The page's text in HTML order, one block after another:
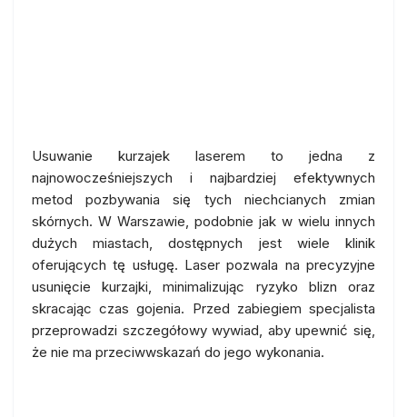
Usuwanie kurzajek laserem to jedna z
najnowocześniejszych i najbardziej efektywnych
metod pozbywania się tych niechcianych zmian
skórnych. W Warszawie, podobnie jak w wielu innych
dużych miastach, dostępnych jest wiele klinik
oferujących tę usługę. Laser pozwala na precyzyjne
usunięcie kurzajki, minimalizując ryzyko blizn oraz
skracając czas gojenia. Przed zabiegiem specjalista
przeprowadzi szczegółowy wywiad, aby upewnić się,
że nie ma przeciwwskazań do jego wykonania.